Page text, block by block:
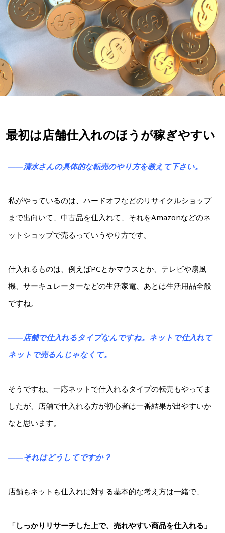
最初は店舗仕入れのほうが稼ぎやすい
――清水さんの具体的な転売のやり方を教えて下さい。
私がやっているのは、ハードオフなどのリサイクルショップ
まで出向いて、中古品を仕入れて、それをAmazonなどのネ
ットショップで売るっていうやり方です。
仕入れるものは、例えばPCとかマウスとか、テレビや扇風
機、サーキュレーターなどの生活家電、あとは生活用品全般
ですね。
――店舗で仕入れるタイプなんですね。ネットで仕入れて
ネットで売るんじゃなくて。
そうですね。一応ネットで仕入れるタイプの転売もやってま
したが、店舗で仕入れる方が初心者は一番結果が出やすいか
なと思います。
――それはどうしてですか？
店舗もネットも仕入れに対する基本的な考え方は一緒で、
「しっかりリサーチした上で、売れやすい商品を仕入れる」